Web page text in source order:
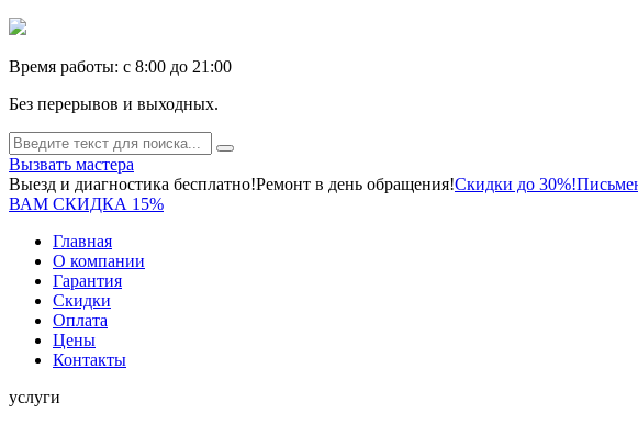
Время работы: c 8:00 до 21:00
Без перерывов и выходных.
Вызвать мастера
Выезд и диагностика бесплатно!Ремонт в день обращения!Скидки до 30%!
ВАМ СКИДКА 15%
Главная
О компании
Гарантия
Скидки
Оплата
Цены
Контакты
услуги